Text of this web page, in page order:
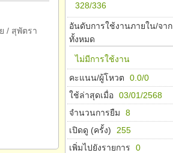
/ สุพัตรา
328/336
อันดับการใช้งานภายใน/จาก
ทั้งหมด
ไม่มีการใช้งาน
คะแนน/ผู้โหวต
0.0/0
ใช้ล่าสุดเมื่อ 03/01/2568
จำนวนการยืม
8
เปิดดู (ครั้ง)
255
เพิ่มไปยังรายการ
0